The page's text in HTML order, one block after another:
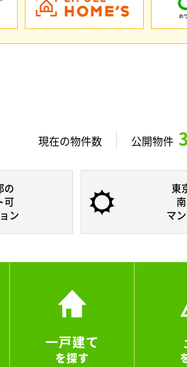
現在の物件数 公開物件
の
可
ン
東
マ
一戸建て
を探す